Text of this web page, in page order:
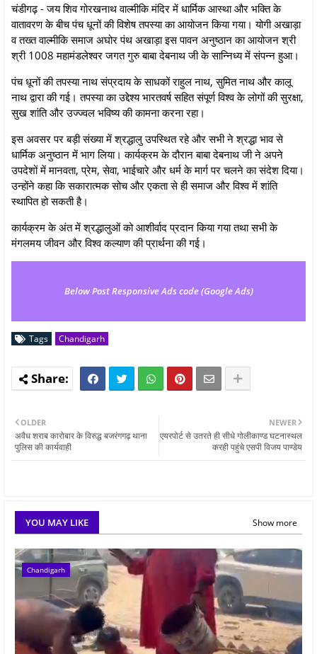
चंडीगढ़ - जय शिव गोरखनाथ वाल्मीकि मंदिर में धार्मिक आस्था और भक्ति के
वातावरण के बीच पंच धूनों की विशेष तपस्या का आयोजन किया गया। योगी अखाड़ा
व तख्त वाल्मीकि समाज अघोर पंथ अखाड़ा इस पावन अनुष्ठान का आयोजन श्री
श्री 1008 महामंडलेश्वर जगत गुरु बाबा देबनाथ जी के सान्निध्य में संपन्न हुआ।
पंच धूनों की तपस्या नाथ संप्रदाय के साधकों राहुल नाथ, सुमित नाथ और कालू
नाथ द्वारा की गई। तपस्या का उद्देश्य भारतवर्ष सहित संपूर्ण विश्व के लोगों की सुरक्षा,
सुख शांति और उज्ज्वल भविष्य की कामना करना रहा।
इस अवसर पर बड़ी संख्या में श्रद्धालु उपस्थित रहे और सभी ने श्रद्धा भाव से
धार्मिक अनुष्ठान में भाग लिया। कार्यक्रम के दौरान बाबा देबनाथ जी ने अपने
उपदेशों में मानवता, प्रेम, सेवा, भाईचारे और धर्म के मार्ग पर चलने का संदेश दिया।
उन्होंने कहा कि सकारात्मक सोच और एकता से ही समाज और विश्व में शांति
स्थापित हो सकती है।
कार्यक्रम के अंत में श्रद्धालुओं को आशीर्वाद प्रदान किया गया तथा सभी के
मंगलमय जीवन और विश्व कल्याण की प्रार्थना की गई।
Below Post Responsive Ads code (Google Ads)
Tags Chandigarh
NEWER
एयरपोर्ट से उतरते ही सीधे गोलीकाण्ड घटनास्थल
करही पहुंचे एसपी विजय पाण्डेय
OLDER
अवैध शराब कारोबार के विरुद्ध बजरंगगढ़ थाना
पुलिस की कार्यवाही
YOU MAY LIKE Show more
Chandigarh